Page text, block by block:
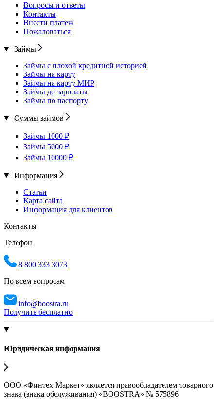
Вопросы и ответы
Контакты
Внести платеж
Пожаловаться
Займы
Займы с плохой кредитной историей
Займы на карту
Займы на карту МИР
Займы до зарплаты
Займы по паспорту
Суммы займов
Займы 1000 ₽
Займы 5000 ₽
Займы 10000 ₽
Информация
Статьи
Карта сайта
Информация для клиентов
Контакты
Телефон
8 800 333 3073
По всем вопросам
info@boostra.ru
Получить бесплатно
Юридическая информация
ООО «Финтех-Маркет» является правообладателем товарного
знака (знака обслуживания) «BOOSTRA» № 575896